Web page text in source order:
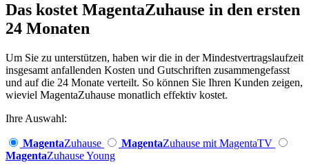
Das kostet MagentaZuhause in den ersten
24 Monaten
Um Sie zu unterstützen, haben wir die in der Mindestvertragslaufzeit
insgesamt anfallenden Kosten und Gutschriften zusammengefasst
und auf die 24 Monate verteilt. So können Sie Ihren Kunden zeigen,
wieviel MagentaZuhause monatlich effektiv kostet.
Ihre Auswahl:
MagentaZuhause MagentaZuhause mit MagentaTV
MagentaZuhause Young